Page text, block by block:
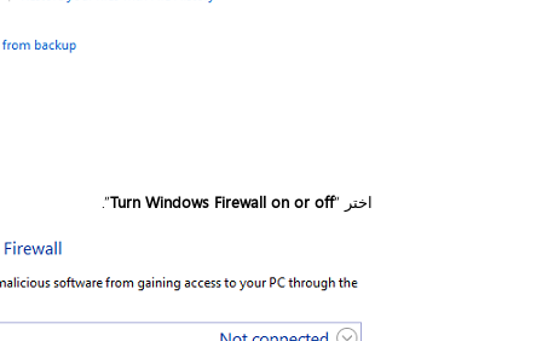
اختر “Turn Windows Firewall on or off
”.